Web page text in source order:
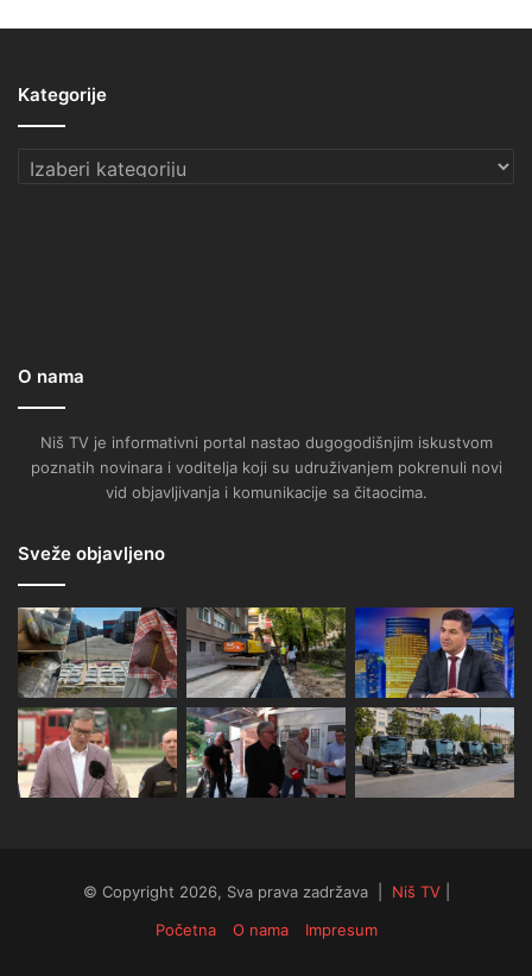
Kategorije
Kategorije
O nama
Niš TV je informativni portal nastao dugogodišnjim iskustvom
poznatih novinara i voditelja koji su udruživanjem pokrenuli novi
vid objavljivanja i komunikacije sa čitaocima.
Sveže objavljeno
© Copyright 2026, Sva prava zadržava | Niš TV|
Početna
O nama Impresum